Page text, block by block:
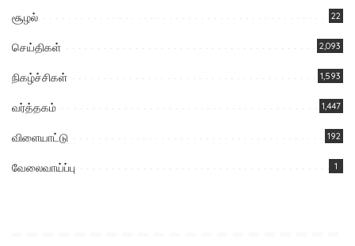
சூழல் 22
செய்திகள் 2,093
நிகழ்ச்சிகள் 1,593
வர்த்தகம் 1,447
விளையாட்டு 192
வேலைவாய்ப்பு 1